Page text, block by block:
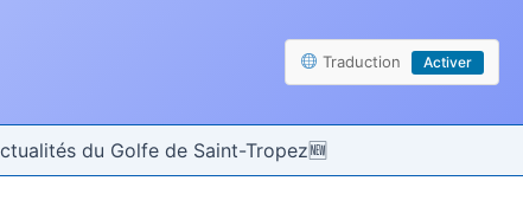
Traduction Activer
du Golfe de Saint-Tropez